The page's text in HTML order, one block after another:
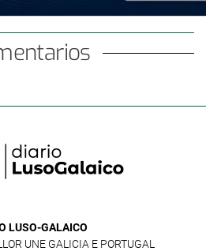
LUSO-GALAICO
UNE GALICIA E PORTUGAL